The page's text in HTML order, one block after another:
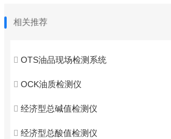
相关推荐
OTS油品现场检测系统
OCK油质检测仪
经济型总碱值检测仪
经济型总酸值检测仪